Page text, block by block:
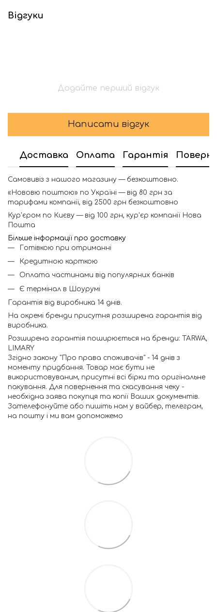
Відгуки
Додайте перший відгук
Написати відгук
Доставка Оплата Гарантія
Самовивіз з нашого магазину — безкоштовно.
«Нововю поштою» по Україні — від 80 грн за
тарифами компанії, від 2500 грн безкоштовно
Кур'єром по Києву — від 100 грн, кур'єр компанії Нова
Пошта
Більше інформації про доставку
Готівкою при отриманні
Кредитною карткою
Оплата частинами від популярних банків
Є термінал в Шоурумі
Гарантія від виробника 14 днів.
На окремі бренди присутня розширена гарантія від
виробника.
Розширена гарантія поширюється на бренди: TARWA,
LIMARY
Згідно закону "Про права споживачів" - 14 днів з
моменту придбання. Товар має бути не
використовуваним, присутні всі бірки та оригінальне
пакування. Для повернення та скасування чеку -
необхідна заява покупця та копії Ваших документів.
Зателефонуйте або пишіть нам у вайбер, телеграм,
на пошту і ми вам допоможемо